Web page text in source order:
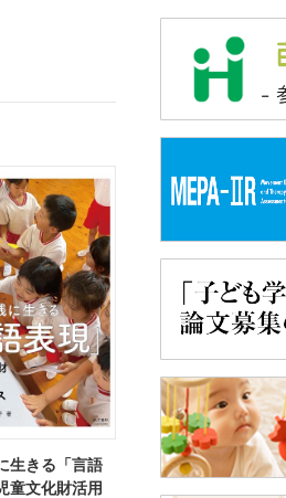
生きる「言語
文化財活用